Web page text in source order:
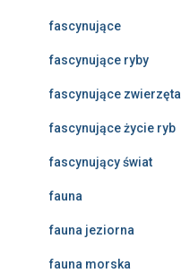
fascynujące
fascynujące ryby
fascynujące zwierzęta
fascynujące życie ryb
fascynujący świat
fauna
fauna jeziorna
fauna morska